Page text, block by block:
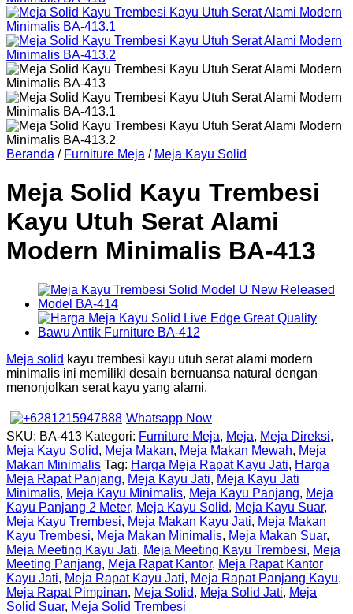
Beranda / Furniture Meja / Meja Kayu Solid
Meja Solid Kayu Trembesi
Kayu Utuh Serat Alami
Modern Minimalis BA-413
Meja solid kayu trembesi kayu utuh serat alami modern
minimalis ini memiliki desain bernuansa natural dengan
menonjolkan serat kayu yang alami.
Whatsapp Now
SKU: BA-413 Kategori: Furniture Meja, Meja, Meja Direksi,
Meja Kayu Solid, Meja Makan, Meja Makan Mewah, Meja
Makan Minimalis Tag: Harga Meja Rapat Kayu Jati, Harga
Meja Rapat Panjang, Meja Kayu Jati, Meja Kayu Jati
Minimalis, Meja Kayu Minimalis, Meja Kayu Panjang, Meja
Kayu Panjang 2 Meter, Meja Kayu Solid, Meja Kayu Suar,
Meja Kayu Trembesi, Meja Makan Kayu Jati, Meja Makan
Kayu Trembesi, Meja Makan Minimalis, Meja Makan Suar,
Meja Meeting Kayu Jati, Meja Meeting Kayu Trembesi, Meja
Meeting Panjang, Meja Rapat Kantor, Meja Rapat Kantor
Kayu Jati, Meja Rapat Kayu Jati, Meja Rapat Panjang Kayu,
Meja Rapat Pimpinan, Meja Solid, Meja Solid Jati, Meja
Solid Suar, Meja Solid Trembesi